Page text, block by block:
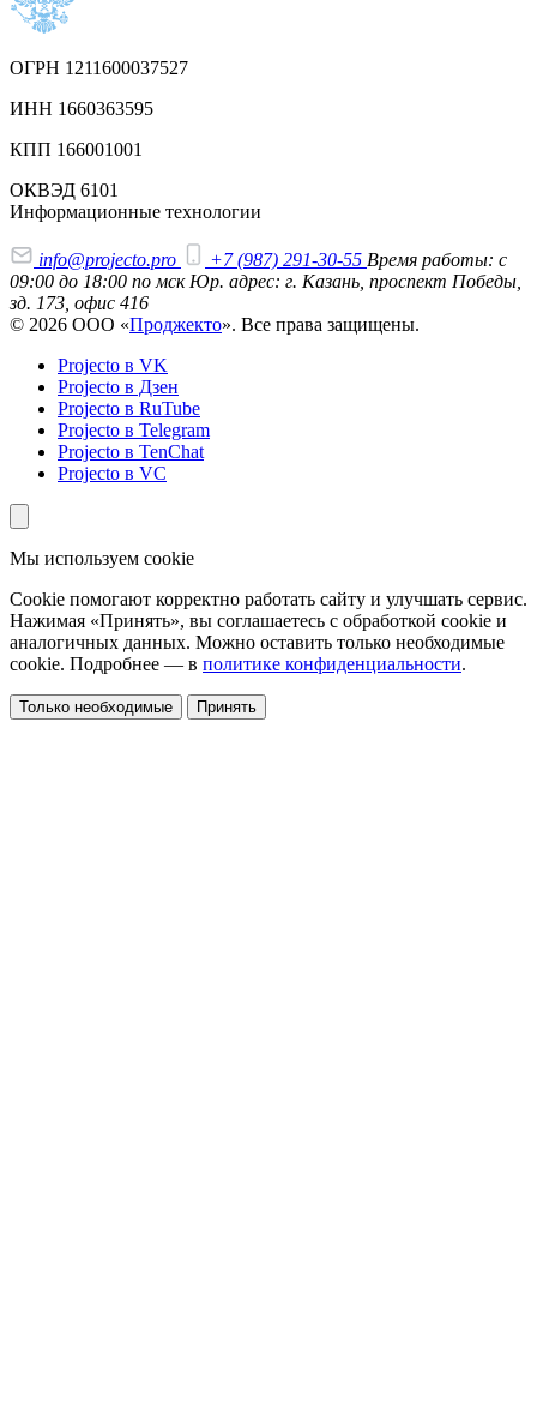
ОГРН 1211600037527
ИНН 1660363595
КПП 166001001
ОКВЭД 6101
Информационные технологии
info@projecto.pro +7 (987) 291-30-55 Время работы: с
09:00 до 18:00 по мск Юр. адрес: г. Казань, проспект Победы,
зд. 173, офис 416
© 2026 ООО «Проджекто». Все права защищены.
Projecto в VK
Projecto в Дзен
Projecto в RuTube
Projecto в Telegram
Projecto в TenChat
Projecto в VC
Мы используем cookie
Cookie помогают корректно работать сайту и улучшать сервис.
Нажимая «Принять», вы соглашаетесь с обработкой cookie и
аналогичных данных. Можно оставить только необходимые
cookie. Подробнее — в политике конфиденциальности.
Только необходимые Принять